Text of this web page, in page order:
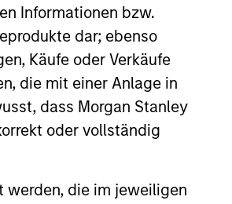
Informationen bzw.
dar; ebenso
Käufe oder Verkäufe
die mit einer Anlage in
dass Morgan Stanley
oder vollständig
werden, die im jeweiligen